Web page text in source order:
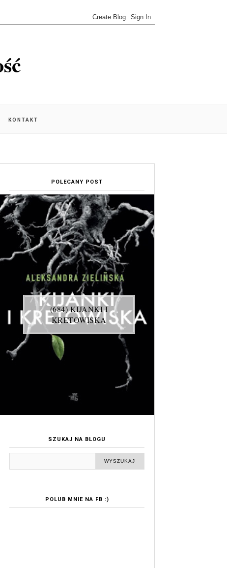
KONTAKT
POLECANY POST
(684) KIJANKI I
KRETOWISKA
SZUKAJ NA BLOGU
POLUB MNIE NA FB :)